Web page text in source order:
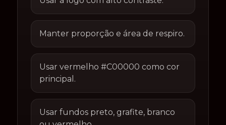
Manter proporção e área de respiro.
Usar vermelho #C00000 como cor
principal.
Usar fundos preto, grafite, branco